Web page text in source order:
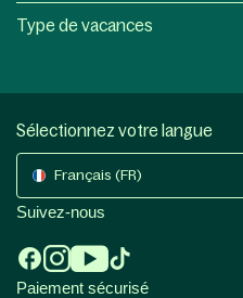
Type de vacances
Sélectionnez votre langue
Français (FR)
Suivez-nous
Paiement sécurisé